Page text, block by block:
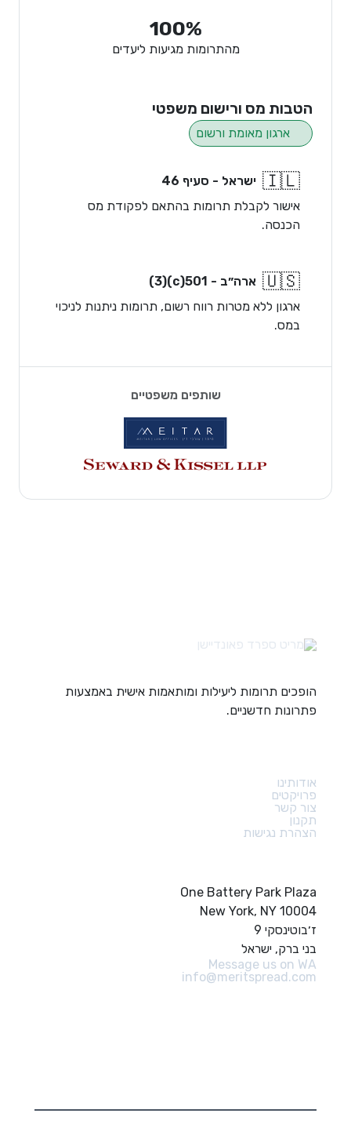
100%
מהתרומות מגיעות ליעדים
הטבות מס ורישום משפטי
ארגון מאומת ורשום
🇮🇱 ישראל - סעיף 46
אישור לקבלת תרומות בהתאם לפקודת מס
הכנסה.
🇺🇸 ארה״ב - 501(c)(3)
ארגון ללא מטרות רווח רשום, תרומות ניתנות לניכוי
במס.
שותפים משפטיים
הופכים תרומות ליעילות ומותאמות אישית באמצעות
פתרונות חדשניים.
אודותינו
פרויקטים
צור קשר
תקנון
הצהרת נגישות
One Battery Park Plaza
New York, NY 10004
ז׳בוטינסקי 9
בני ברק, ישראל
Message us on WA
info@meritspread.com